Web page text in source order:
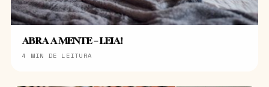
ABRA A MENTE – LEIA!
4 MIN DE LEITURA